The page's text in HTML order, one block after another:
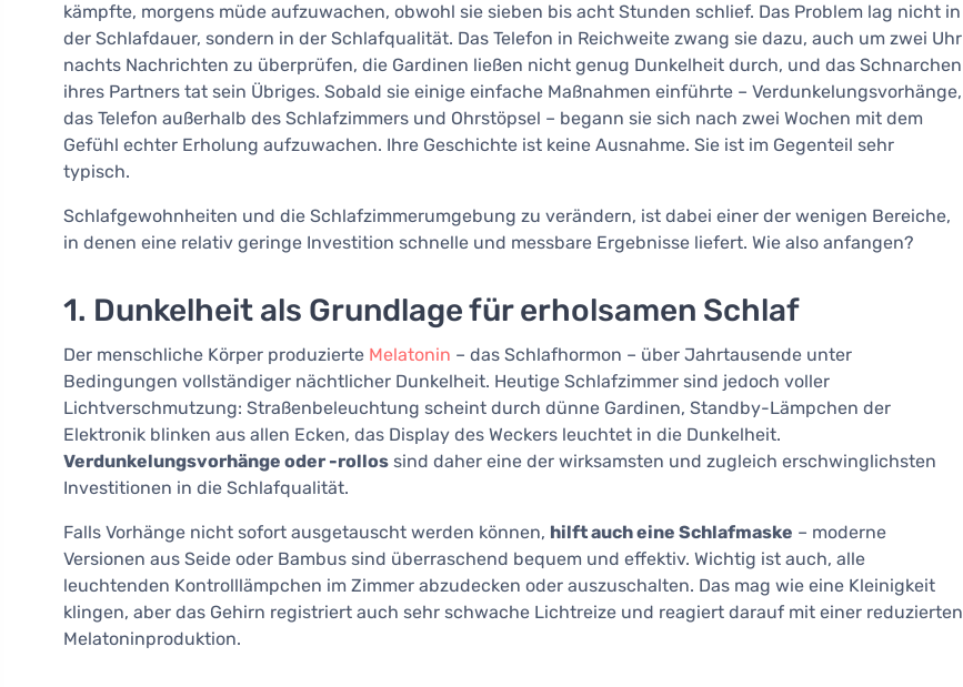
kämpfte, morgens müde aufzuwachen, obwohl sie sieben bis acht Stunden schlief. Das Problem lag nicht in
der Schlafdauer, sondern in der Schlafqualität. Das Telefon in Reichweite zwang sie dazu, auch um zwei Uhr
nachts Nachrichten zu überprüfen, die Gardinen ließen nicht genug Dunkelheit durch, und das Schnarchen
ihres Partners tat sein Übriges. Sobald sie einige einfache Maßnahmen einführte – Verdunkelungsvorhänge,
das Telefon außerhalb des Schlafzimmers und Ohrstöpsel – begann sie sich nach zwei Wochen mit dem
Gefühl echter Erholung aufzuwachen. Ihre Geschichte ist keine Ausnahme. Sie ist im Gegenteil sehr
typisch.
Schlafgewohnheiten und die Schlafzimmerumgebung zu verändern, ist dabei einer der wenigen Bereiche,
in denen eine relativ geringe Investition schnelle und messbare Ergebnisse liefert. Wie also anfangen?
1. Dunkelheit als Grundlage für erholsamen Schlaf
Der menschliche Körper produzierte Melatonin – das Schlafhormon – über Jahrtausende unter
Bedingungen vollständiger nächtlicher Dunkelheit. Heutige Schlafzimmer sind jedoch voller
Lichtverschmutzung: Straßenbeleuchtung scheint durch dünne Gardinen, Standby-Lämpchen der
Elektronik blinken aus allen Ecken, das Display des Weckers leuchtet in die Dunkelheit.
Verdunkelungsvorhänge oder -rollos sind daher eine der wirksamsten und zugleich erschwinglichsten
Investitionen in die Schlafqualität.
Falls Vorhänge nicht sofort ausgetauscht werden können, hilft auch eine Schlafmaske – moderne
Versionen aus Seide oder Bambus sind überraschend bequem und effektiv. Wichtig ist auch, alle
leuchtenden Kontrolllämpchen im Zimmer abzudecken oder auszuschalten. Das mag wie eine Kleinigkeit
klingen, aber das Gehirn registriert auch sehr schwache Lichtreize und reagiert darauf mit einer reduzierten
Melatoninproduktion.